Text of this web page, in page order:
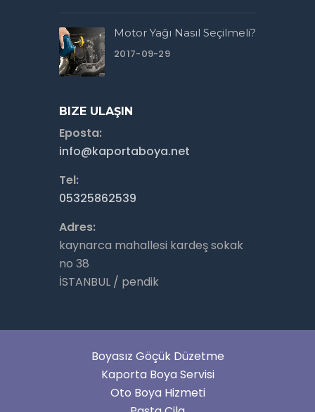
Motor Yağı Nasıl Seçilmeli?
2017-09-29
BIZE ULAŞIN
Eposta:
info@kaportaboya.net
Tel:
05325862539
Adres:
kaynarca mahallesi kardeş sokak
no 38
İSTANBUL / pendik
Boyasız Göçük Düzetme
Kaporta Boya Servisi
Oto Boya Hizmeti